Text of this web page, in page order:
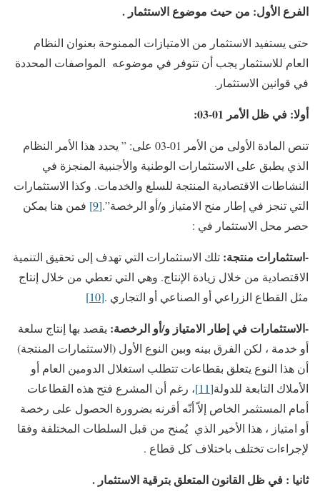
الفرع الأول: من حيث موضوع الاستثمار .
حتى يستفيد الاستثمار من الامتيازات الممنوحة بعنوان النظام
العام للاستثمار يجب أن تتوفر في موضوعه المواصفات المحددة
في قوانين الاستثمار.
أولا: في ظل الأمر 01-03:
تنص المادة الأولى من الأمر 01-03 على: ” يحدد هذا الأمر النظام
الذي يطبق على الاستثمارات الوطنية والأجنبية المنجزة في
النشاطات الاقتصادية المنتجة للسلع والخدمات. وكذا الاستثمارات
التي تنجز في إطار منح الامتياز و/أو الرخصة”.[9]
فمن هنا يمكن
حصر محل الاستثمار في :
-استثمارات منتجة: تلك الاستثمارات التي تهدف إلى تحقيق التنمية
الاقتصادية من خلال زيادة الإنتاج. وهي التي تعطي من خلال إنتاج
مثل القطاع الزراعي أو الصناعي أو التجاري .[10]
-الاستثمارات في إطار الامتياز و/أو الرخصة: يقصد بها إنتاج سلعة
أو خدمة ، لكن الفرق بينه وبين النوع الأول (الاستثمارات المنتجة)
أن هذا النوع يتعلق بقطاعات تتطلب استغلال الدومين العام أو
الأملاك التابعة للدولة[11]
، رغم أن المشرع فتح هذه القطاعات
أمام المستثمر الخاص إلاّ أنّه أقرنه بضرورة الحصول على رخصة
أو امتياز ، هذا الأخير الذي يُمنح من قبل السلطات المختلفة وفقا
لإجراءات تختلف باختلاف كل قطاع .
ثانيا : في ظل القانون المتعلق بترقية الاستثمار .